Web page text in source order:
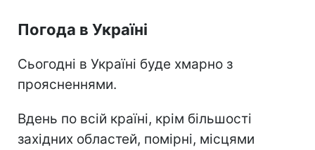
Погода в Україні
Сьогодні в Україні буде хмарно з
проясненнями.
Вдень по всій країні, крім більшості
західних областей, помірні, місцями